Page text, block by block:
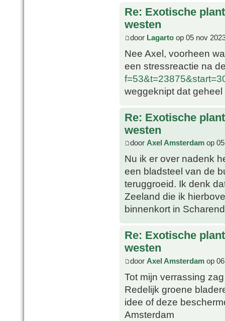
Re: Exotische
westen
door Lagarto op 05 nov
Nee Axel, voorheen
een stressreactie na
weggeknipt dat
Re: Exotische
westen
door Axel Amsterdam op
Nu ik er over nadenk
een bladsteel van de
teruggroeid. Ik denk
Zeeland die ik
binnenkort in
Re: Exotische
westen
door Axel Amsterdam op
Tot mijn verrassing
Redelijk groene
idee of deze
Amsterdam